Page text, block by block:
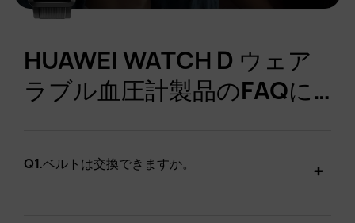
HUAWEI WATCH D ウェア
ラブル血圧計製品のFAQに
Q1.ベルトは交換できますか。